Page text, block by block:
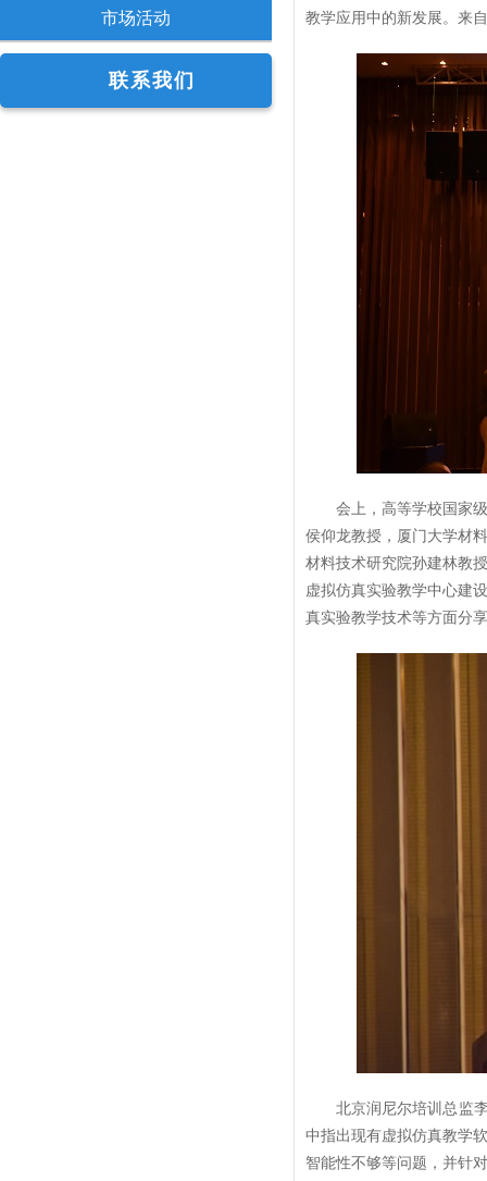
市场活动
联系我们
教学应用中的新发展。来
会上，高等学校国家
侯仰龙教授，厦门大学材
材料技术研究院孙建林教
虚拟仿真实验教学中心建
真实验教学技术等方面分
北京润尼尔培训总监
中指出现有虚拟仿真教学
智能性不够等问题，并针